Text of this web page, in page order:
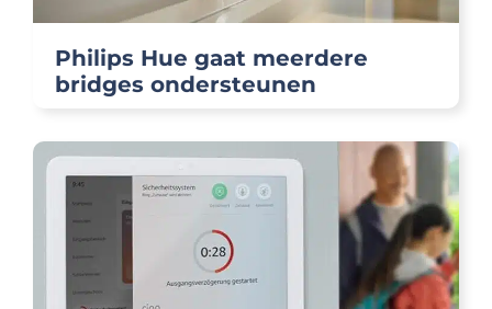
Philips Hue gaat meerdere
bridges ondersteunen